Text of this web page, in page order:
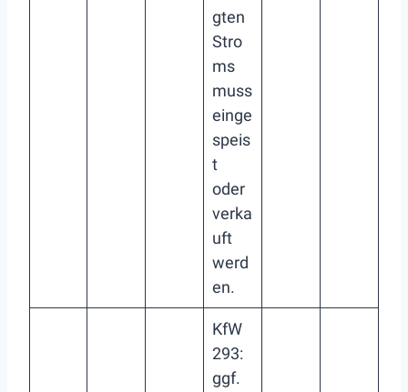
gten
Stro
ms
muss
einge
speis
t
oder
verka
uft
werd
en.
KfW
293:
ggf.